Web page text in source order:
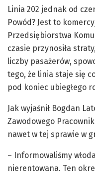
Linia 202 jednak od
Powód? Jest to
Przedsiębiorstwa
czasie przynosiła
liczby pasażerów,
tego, że linia staje się
pod koniec ubiegłego
Jak wyjaśnił Bogdan
Zawodowego
nawet w tej sprawie w
– Informowaliśmy
nierentowana. Ten